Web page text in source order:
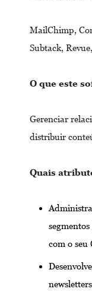
MailChimp,
Subtack,
O que este
Gerenciar
distribuir
Quais
com o seu
newsletters